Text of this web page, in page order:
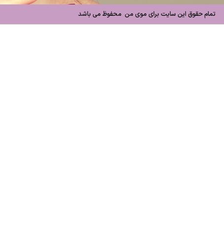
تمام حقوق این سایت برای موی من محفوظ می باشد